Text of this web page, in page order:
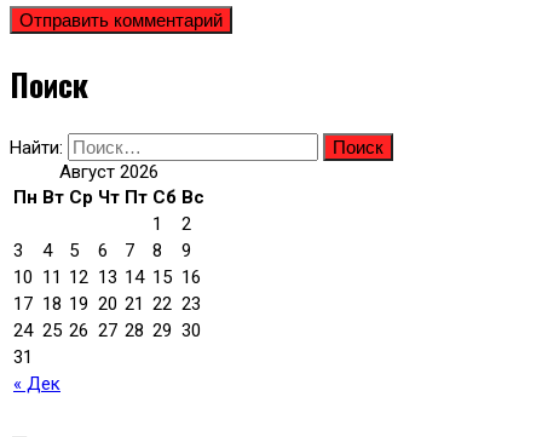
Поиск
Найти:
Август 2026
Пн Вт Ср Чт Пт Сб Вс
« Дек
1
2
3
4 5 6 7 8
9
10 11 12 13 14 15 16
17 18 19 20 21 22 23
24 25 26 27 28 29 30
31